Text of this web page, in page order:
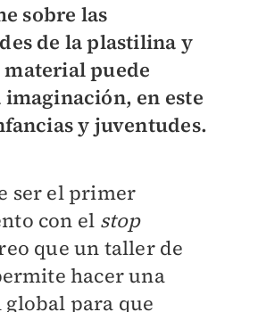
sobre las
de la plastilina y
material puede
en este
y juventudes.
ser el primer
con el stop
que un taller de
hacer una
para que